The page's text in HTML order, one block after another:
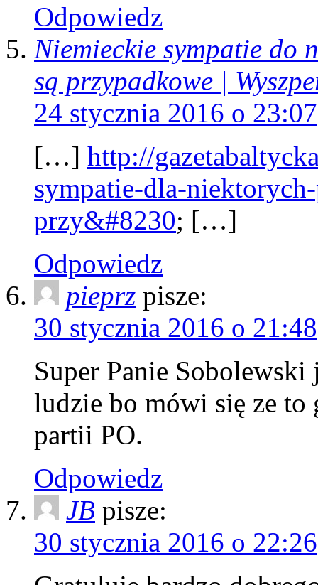
Odpowiedz
Niemieckie sympatie do
są przypadkowe |
24 stycznia 2016 o 23:07
[…] http://
sympatie-dla-
przy&#8230; […]
Odpowiedz
pieprz pisze:
30 stycznia 2016 o 21:48
Super Panie
ludzie bo mówi się ze to
partii PO.
Odpowiedz
JB pisze:
30 stycznia 2016 o 22:26